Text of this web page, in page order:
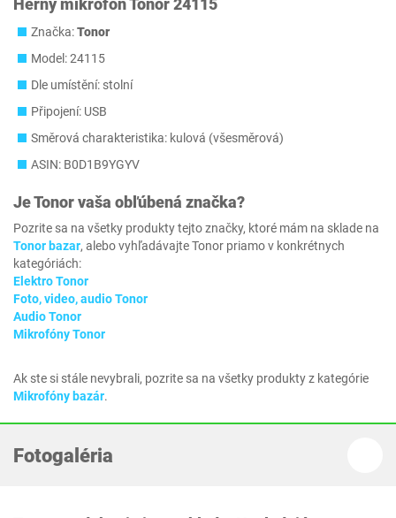
Herný mikrofón Tonor 24115
Značka:Tonor
Model: 24115
Dle umístění: stolní
Připojení: USB
Směrová charakteristika: kulová (všesměrová)
ASIN: B0D1B9YGYV
JeTonorvaša obľúbená značka?
Pozrite sa na všetky produkty tejto značky, ktoré mám na sklade na
Tonor bazar, alebo vyhľadávajte Tonor priamo v konkrétnych
kategóriách:
Elektro Tonor
Foto, video, audio Tonor
Audio Tonor
Mikrofóny Tonor
Ak ste si stále nevybrali, pozrite sa na všetky produkty z kategórie
Mikrofóny bazár.
Fotogaléria